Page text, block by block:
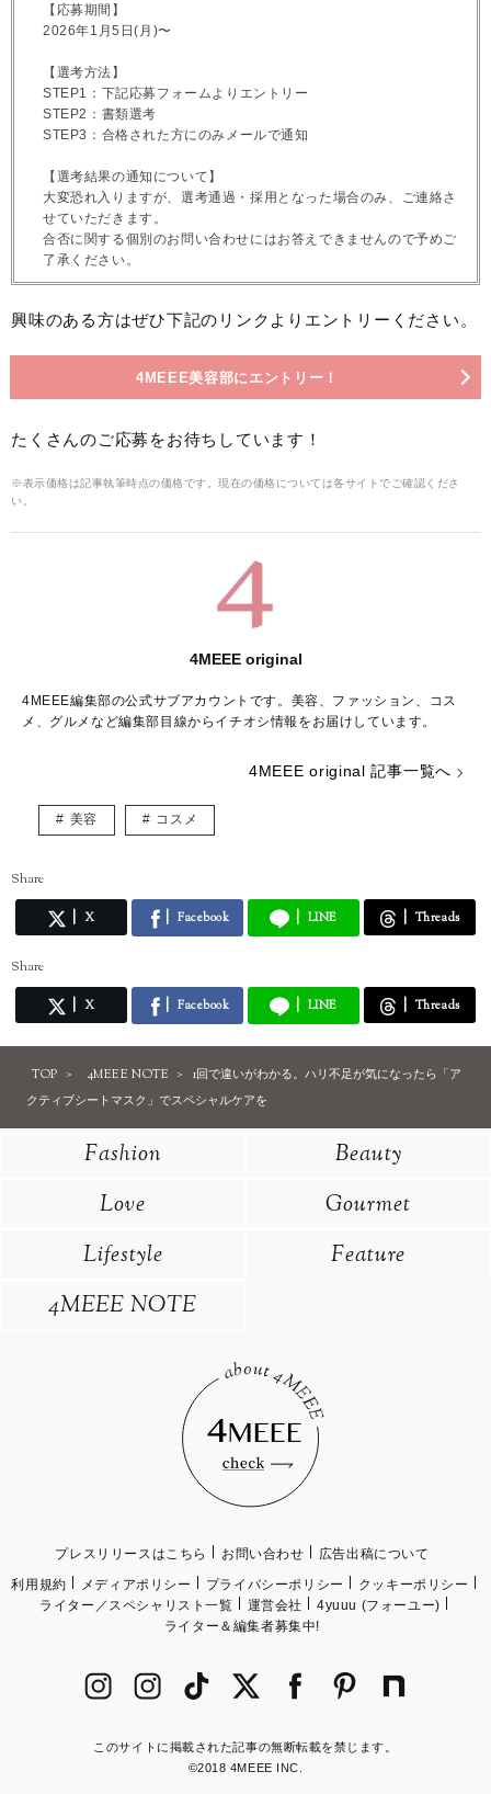
【応募期間】
2026年1月5日(月)〜
【選考方法】
STEP1：下記応募フォームよりエントリー
STEP2：書類選考
STEP3：合格された方にのみメールで通知
【選考結果の通知について】
大変恐れ入りますが、選考通過・採用となった場合のみ、ご連絡さ
せていただきます。
合否に関する個別のお問い合わせにはお答えできませんので予めご
了承ください。
興味のある方はぜひ下記のリンクよりエントリーください。
4MEEE美容部にエントリー！
たくさんのご応募をお待ちしています！
※表示価格は記事執筆時点の価格です。現在の価格については各サイトでご確認くださ
い。
4MEEE original
4MEEE編集部の公式サブアカウントです。美容、ファッション、コス
メ、グルメなど編集部目線からイチオシ情報をお届けしています。
4MEEE original 記事一覧へ
美容 コスメ
Share
X Facebook LINE Threads
Share
X Facebook LINE Threads
TOP 4MEEE NOTE
1回で違いがわかる。ハリ不足が気になったら「ア
クティブシートマスク」でスペシャルケアを
Fashion
Beauty
Love
Gourmet
Lifestyle
Feature
4MEEE NOTE
プレスリリースはこちら お問い合わせ
広告出稿について
利用規約
メディアポリシー プライバシーポリシー
クッキーポリシー
ライター／スペシャリスト一覧
運営会社
4yuuu (フォーユー)
ライター＆編集者募集中!
このサイトに掲載された記事の無断転載を禁じます。
©2018 4MEEE INC.